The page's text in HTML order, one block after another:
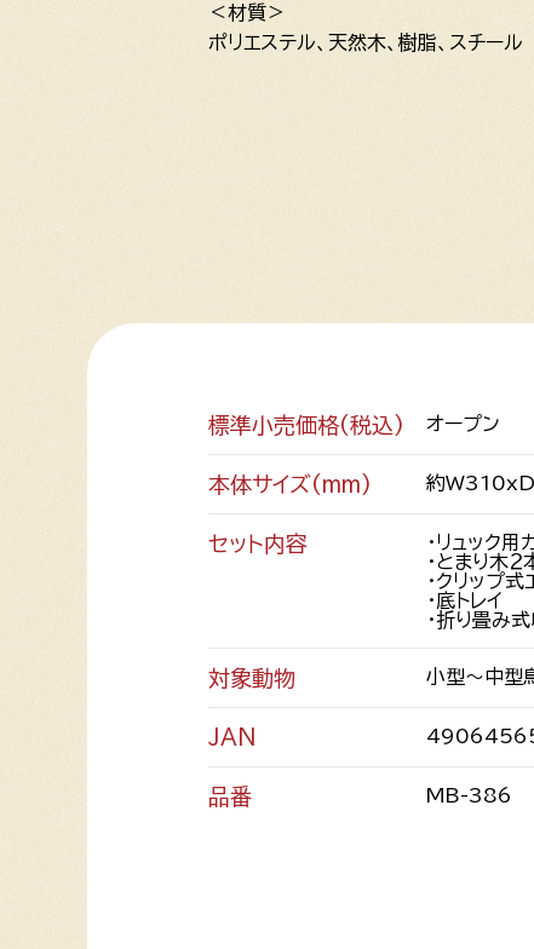
＜材質＞
ポリエステル、天然木、樹脂、スチール
標準小売価格(税込) オープン
本体サイズ(mm) 約
セット内容
・リュック用
・とまり木２
・クリップ式
・底トレイ
・折り畳み
対象動物 小型～中型
JAN
品番 MB-386